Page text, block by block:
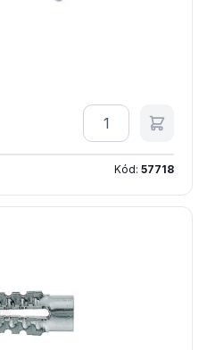
Množstvo
Kód: 57718